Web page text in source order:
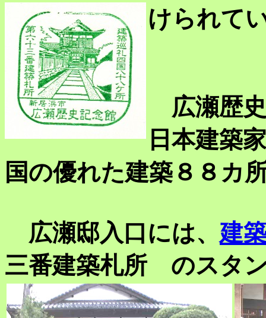
けられて
広瀬歴
日本建築
国の優れた建築８８カ
広瀬邸入口には、 建
三番建築札所 のスタ